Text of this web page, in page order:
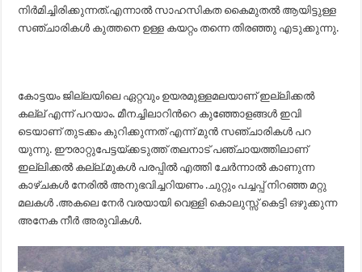
നിര്‍മിച്ചിരിക്കുന്നത്.എന്നാല്‍ സാഹസികത കൈമുതല്‍ ആയിട്ടുള്ള
സഞ്ചാരികള്‍ കുത്തനെ ഉള്ള കയറ്റം തന്നെ തിരഞ്ഞു എടുക്കുന്നു.
കോട്ടയം ജില്ലയിലെ ഏറ്റവും ഉയരമുള്ളമലയാണ് ഇല്ലിക്കല്‍
കല്ല് എന്ന് പറയാം. മീനച്ചിലാറിന്‍റെ കുഞ്ഞോളങ്ങള്‍ ഇവി
ടെയാണ്‌ തുടക്കം കുറിക്കുന്നത് എന്ന് മുന്‍ സഞ്ചാരികള്‍ പറ
യുന്നു. ഈരാറ്റുപേട്ടയ്ക്കടുത്ത് തലനാട് പഞ്ചായത്തിലാണ്
ഇല്ലിക്കല്‍ കല്ല്‌.മുകള്‍ പരപ്പില്‍ എത്തി ചേര്‍ന്നാല്‍ കാണുന്ന
കാഴ്ചകള്‍ നേരില്‍ അനുഭവിച്ചറിയണം .ചുറ്റും പച്ചപ്പ്‌ നിറഞ്ഞ മറ്റു
മലകള്‍ .അകലെ നേര്‍ വരയായി വെള്ളി കൊലുസ്സ് കെട്ടി ഒഴുക്കുന്ന
അനേക നീര്‍ അരുവികള്‍.